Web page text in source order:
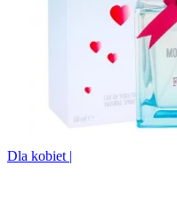
Dla kobiet |